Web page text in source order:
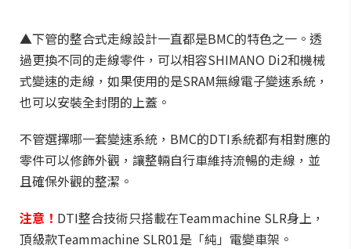
▲下管的整合式走線設計一直都是BMC的特色之一。透
過更換不同的走線零件，可以相容SHIMANO Di2和機械
式變速的走線，如果使用的是SRAM無線電子變速系統，
也可以安裝全封閉的上蓋。
不管選擇哪一套變速系統，BMC的DTI系統都有相對應的
零件可以修飾外觀，讓整輛自行車維持流暢的走線，並
且確保外觀的整潔。
注意！ DTI整合技術只搭載在Teammachine SLR身上，
頂級款Teammachine SLR01是「純」電變車架。